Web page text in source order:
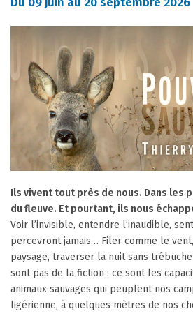
Ils vivent tout près de nous. Dans les
du fleuve. Et pourtant, ils nous
Voir l’invisible, entendre l’inaudible,
percevront jamais… Filer comme le
paysage, traverser la nuit sans
sont pas de la fiction : ce sont les
animaux sauvages qui peuplent nos
ligérienne, à quelques mètres de nos